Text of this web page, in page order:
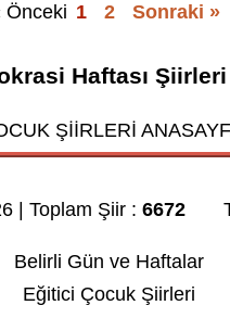
Önceki 1 2 Sonraki »
Haftası Şiirleri
ŞİİRLERİ
| Toplam Şiir :6672
Belirli Gün ve Haftalar
Eğitici Çocuk Şiirleri